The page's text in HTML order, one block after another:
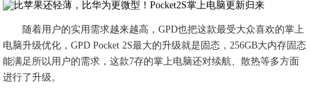
随着用户的实用需求越来越高，GPD也把这款最受大众喜欢的掌上
电脑升级优化，GPD Pocket 2S最大的升级就是固态，256GB大内存固态
能满足所以用户的需求，这款7存的掌上电脑还对续航、散热等多方面
进行了升级。